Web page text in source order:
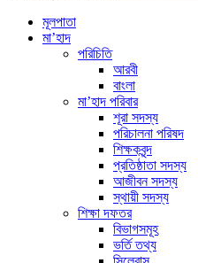
মূলপাতা
মা’হাদ
পরিচিতি
আরবী
বাংলা
মা’হাদ পরিবার
শূরা সদস্য
পরিচালনা পরিষদ
শিক্ষকবৃন্দ
প্রতিষ্ঠাতা সদস্য
আজীবন সদস্য
স্থায়ী সদস্য
শিক্ষা দফতর
বিভাগসমূহ
ভর্তি তথ্য